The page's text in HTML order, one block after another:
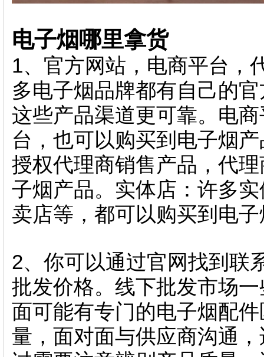
电子烟哪里拿货
1、官方网站，电商平台，
多电子烟品牌都有自己的
这些产品渠道更可靠。电
台，也可以购买到电子烟
授权代理商销售产品，代
子烟产品。实体店：许多
卖店等，都可以购买到电
2、你可以通过官网找到联
批发价格。线下批发市场
面可能有专门的电子烟配
量，面对面与供应商沟通